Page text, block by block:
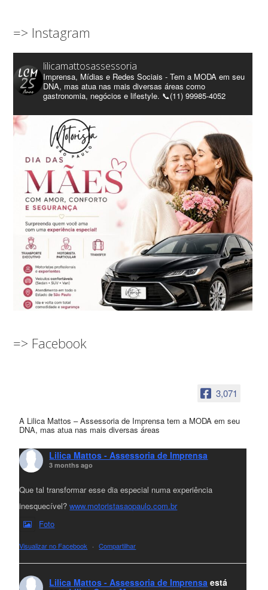
=> Instagram
lilicamattosassessoria
Imprensa, Mídias e Redes Sociais - Tem a MODA em seu
DNA, mas atua nas mais diversas áreas como
gastronomia, negócios e lifestyle. 📞(11) 99985-4052
=> Facebook
3,071
A Lilica Mattos – Assessoria de Imprensa tem a MODA em seu
DNA, mas atua nas mais diversas áreas
Lilica Mattos - Assessoria de Imprensa
3 months ago
Que tal transformar esse dia especial numa experiência
inesquecível?www.motoristasaopaulo.com.br
Foto
Visualizar no Facebook · Compartilhar
Lilica Mattos - Assessoria de Imprensa está